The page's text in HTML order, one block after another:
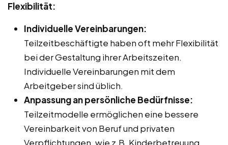
Flexibilität:
Individuelle Vereinbarungen:
Teilzeitbeschäftigte haben oft mehr Flexibilität
bei der Gestaltung ihrer Arbeitszeiten.
Individuelle Vereinbarungen mit dem
Arbeitgeber sind üblich.
Anpassung an persönliche Bedürfnisse:
Teilzeitmodelle ermöglichen eine bessere
Vereinbarkeit von Beruf und privaten
Verpflichtungen, wie z.B. Kinderbetreuung